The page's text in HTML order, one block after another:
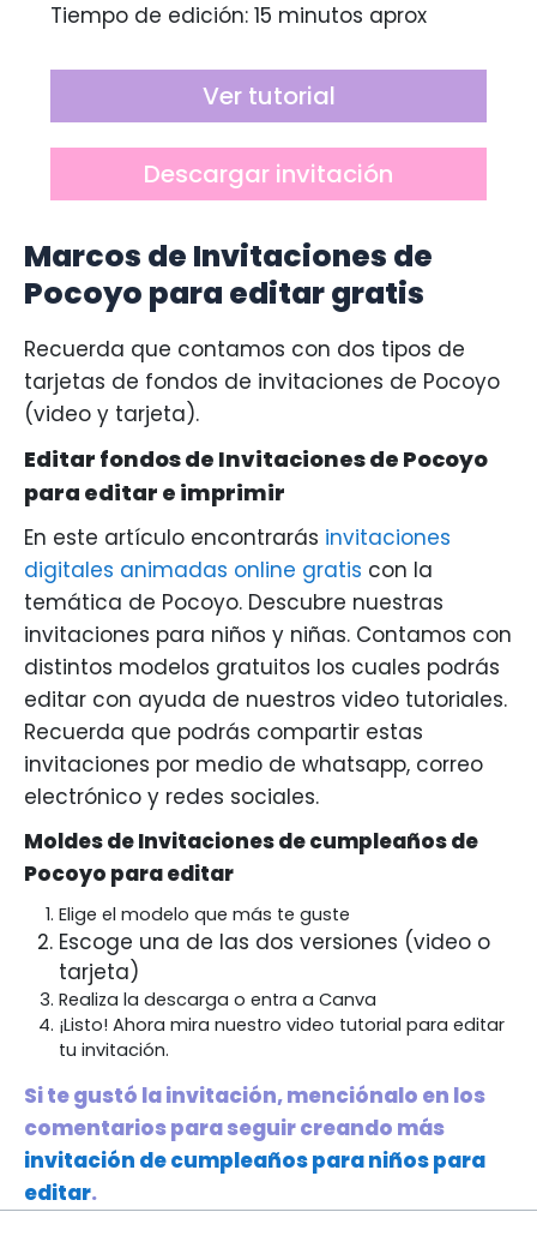
Tiempo de edición: 15 minutos aprox
Ver tutorial
Descargar invitación
Marcos de Invitaciones de
Pocoyo para editar gratis
Recuerda que contamos con dos tipos de
tarjetas de fondos de invitaciones de Pocoyo
(video y tarjeta).
Editar fondos de Invitaciones de Pocoyo
para editar e imprimir
En este artículo encontrarás invitaciones
digitales animadas online gratis con la
temática de Pocoyo. Descubre nuestras
invitaciones para niños y niñas. Contamos con
distintos modelos gratuitos los cuales podrás
editar con ayuda de nuestros video tutoriales.
Recuerda que podrás compartir estas
invitaciones por medio de whatsapp, correo
electrónico y redes sociales.
Moldes de Invitaciones de cumpleaños de
Pocoyo para editar
Elige el modelo que más te guste
Escoge una de las dos versiones (video o
tarjeta)
Realiza la descarga o entra a Canva
¡Listo! Ahora mira nuestro video tutorial para editar
tu invitación.
Si te gustó la invitación, menciónalo en los
comentarios para seguir creando más
invitación de cumpleaños para niños para
editar.